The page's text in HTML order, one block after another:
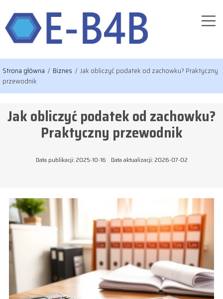
Strona główna / Biznes / Jak obliczyć podatek od zachowku? Praktyczny
przewodnik
Jak obliczyć podatek od zachowku?
Praktyczny przewodnik
Data publikacji: 2025-10-16 Data aktualizacji: 2026-07-02